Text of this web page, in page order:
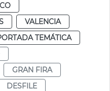
VALENCIA
TEMÁTICA
GRAN FIRA
DESFILE